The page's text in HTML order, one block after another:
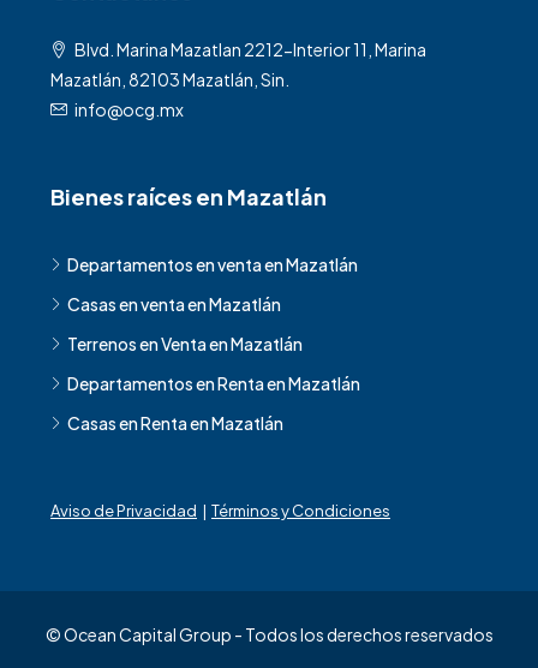
Blvd. Marina Mazatlan 2212-Interior 11, Marina
Mazatlán, 82103 Mazatlán, Sin.
info@ocg.mx
Bienes raíces en Mazatlán
Departamentos en venta en Mazatlán
Casas en venta en Mazatlán
Terrenos en Venta en Mazatlán
Departamentos en Renta en Mazatlán
Casas en Renta en Mazatlán
Aviso de Privacidad | Términos y Condiciones
© Ocean Capital Group - Todos los derechos reservados